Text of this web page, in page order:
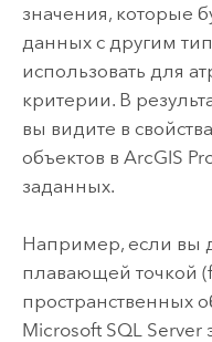
значения, которые
данных с другим
использовать для
критерии. В
вы видите в
объектов в ArcGIS
заданных.
Например, если вы
плавающей точкой
пространственных
Microsoft SQL Server